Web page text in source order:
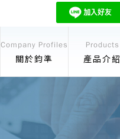
Company Profiles
關於鈞準
Products
產品介紹